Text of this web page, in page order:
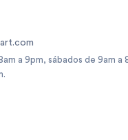
a 9pm, sábados de 9am a